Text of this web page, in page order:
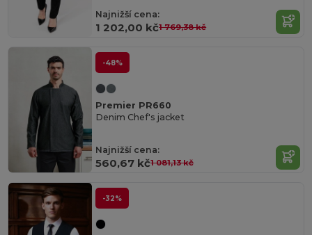
Najnižší cena:
1 202,00 kč1 769,38 kč
-48%
Premier PR660
Denim Chef's jacket
Najnižší cena:
560,67 kč1 081,13 kč
-32%